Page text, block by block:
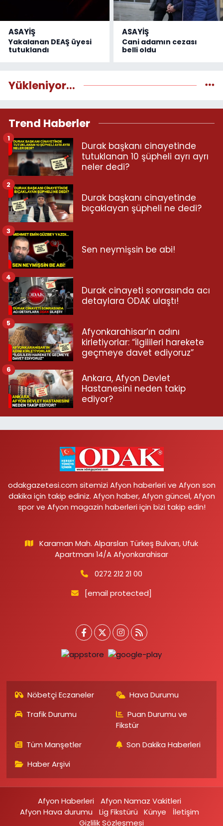
ASAYİŞ
Yakalanan DEAŞ üyesi
tutuklandı
ASAYİŞ
Cani adamın cezası
belli oldu
Yükleniyor...
Trend Haberler
Durak başkanı cinayetinde
tutuklanan 10 şüpheli ayrı ayrı
neler dedi?
1
Durak başkanı cinayetinde
bıçaklayan şüpheli ne dedi?
2
Sen neymişsin be abi!
3
Durak cinayeti sonrasında acı
detaylara ODAK ulaştı!
4
Afyonkarahisar’ın adını
kirletiyorlar: “İlgilileri harekete
geçmeye davet ediyoruz”
5
Ankara, Afyon Devlet
Hastanesini neden takip
ediyor?
6
odakgazetesi.com sitemizi Afyon haberleri ve Afyon son
dakika için takip ediniz. Afyon haber, Afyon güncel, Afyon
spor ve Afyon magazin haberleri için bizi takip edin!
Karaman Mah. Alparslan Türkeş Bulvarı, Ufuk
Apartmanı 14/A Afyonkarahisar
0272 212 21 00
[email protected]
Nöbetçi Eczaneler
Hava Durumu
Trafik Durumu
Puan Durumu ve
Fikstür
Tüm Manşetler
Son Dakika Haberleri
Haber Arşivi
Afyon Haberleri
Afyon Namaz Vakitleri
Afyon Hava durumu
Lig Fikstürü Künye
İletişim
Gizlilik Sözleşmesi